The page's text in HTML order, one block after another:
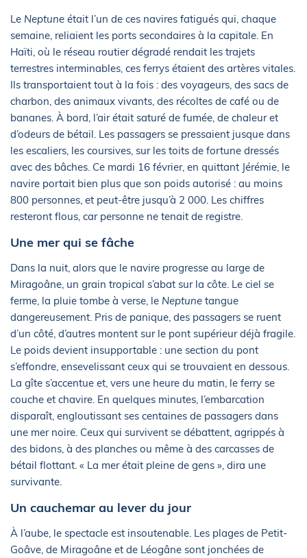
Le Neptune était l’un de ces navires fatigués qui, chaque
semaine, reliaient les ports secondaires à la capitale. En
Haïti, où le réseau routier dégradé rendait les trajets
terrestres interminables, ces ferrys étaient des artères vitales.
Ils transportaient tout à la fois : des voyageurs, des sacs de
charbon, des animaux vivants, des récoltes de café ou de
bananes. À bord, l’air était saturé de fumée, de chaleur et
d’odeurs de bétail. Les passagers se pressaient jusque dans
les escaliers, les coursives, sur les toits de fortune dressés
avec des bâches. Ce mardi 16 février, en quittant Jérémie, le
navire portait bien plus que son poids autorisé : au moins
800 personnes, et peut-être jusqu’à 2 000. Les chiffres
resteront flous, car personne ne tenait de registre.
Une mer qui se fâche
Dans la nuit, alors que le navire progresse au large de
Miragoâne, un grain tropical s’abat sur la côte. Le ciel se
ferme, la pluie tombe à verse, le Neptune tangue
dangereusement. Pris de panique, des passagers se ruent
d’un côté, d’autres montent sur le pont supérieur déjà fragile.
Le poids devient insupportable : une section du pont
s’effondre, ensevelissant ceux qui se trouvaient en dessous.
La gîte s’accentue et, vers une heure du matin, le ferry se
couche et chavire. En quelques minutes, l’embarcation
disparaît, engloutissant ses centaines de passagers dans
une mer noire. Ceux qui survivent se débattent, agrippés à
des bidons, à des planches ou même à des carcasses de
bétail flottant. « La mer était pleine de gens », dira une
survivante.
Un cauchemar au lever du jour
À l’aube, le spectacle est insoutenable. Les plages de Petit-
Goâve, de Miragoâne et de Léogâne sont jonchées de